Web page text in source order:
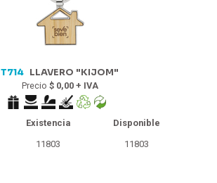
2860
2836
T714 LLAVERO "KIJOM"
Precio $ 0,00 + IVA
Existencia
Disponible
11803
11803